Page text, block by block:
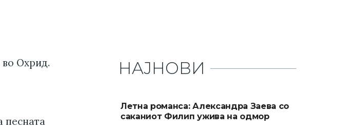
Охрид.
песната
НАЈНОВИ
Летна романса: Александра Заева со
саканиот Филип ужива на одмор